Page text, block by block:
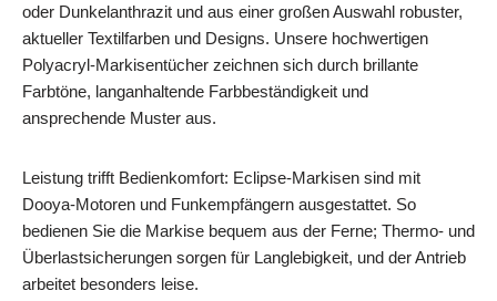
oder Dunkelanthrazit und aus einer großen Auswahl robuster,
aktueller Textilfarben und Designs. Unsere hochwertigen
Polyacryl-Markisentücher zeichnen sich durch brillante
Farbtöne, langanhaltende Farbbeständigkeit und
ansprechende Muster aus.
Leistung trifft Bedienkomfort: Eclipse-Markisen sind mit
Dooya-Motoren und Funkempfängern ausgestattet. So
bedienen Sie die Markise bequem aus der Ferne; Thermo- und
Überlastsicherungen sorgen für Langlebigkeit, und der Antrieb
arbeitet besonders leise.